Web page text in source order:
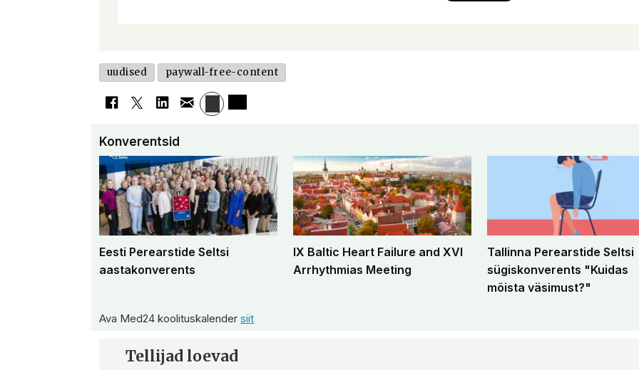
uudised paywall-free-content
Konverentsid
Eesti Perearstide Seltsi
aastakonverents
IX Baltic Heart Failure and XVI
Arrhythmias Meeting
Tallinna Perearstide Seltsi
sügiskonverents "Kuidas
mõista väsimust?"
Ava Med24 koolituskalendersiit
Tellijad loevad